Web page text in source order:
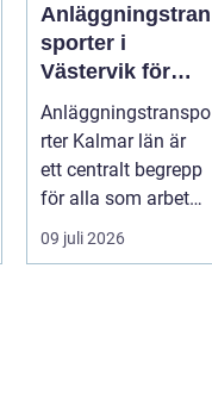
Anläggningstran
sporter i
Västervik för
effektiva
byggprojekt
Anläggningstranspo
rter Kalmar län är
ett centralt begrepp
för alla som arbetar
m...
09 juli 2026